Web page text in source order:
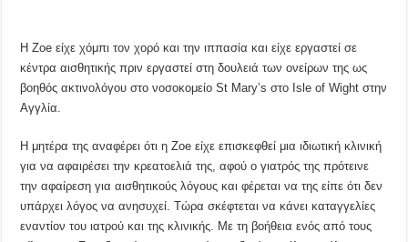
Η Zoe είχε χόμπι τον χορό και την ιππασία και είχε εργαστεί σε
κέντρα αισθητικής πριν εργαστεί στη δουλειά των ονείρων της ως
βοηθός ακτινολόγου στο νοσοκομείο St Mary’s στο Isle of Wight στην
Αγγλία.
Η μητέρα της αναφέρει ότι η Zoe είχε επισκεφθεί μια ιδιωτική κλινική
για να αφαιρέσει την κρεατοελιά της, αφού ο γιατρός της πρότεινε
την αφαίρεση για αισθητικούς λόγους και φέρεται να της είπε ότι δεν
υπάρχει λόγος να ανησυχεί. Τώρα σκέφτεται να κάνει καταγγελίες
εναντίον του ιατρού και της κλινικής. Με τη βοήθεια ενός από τους